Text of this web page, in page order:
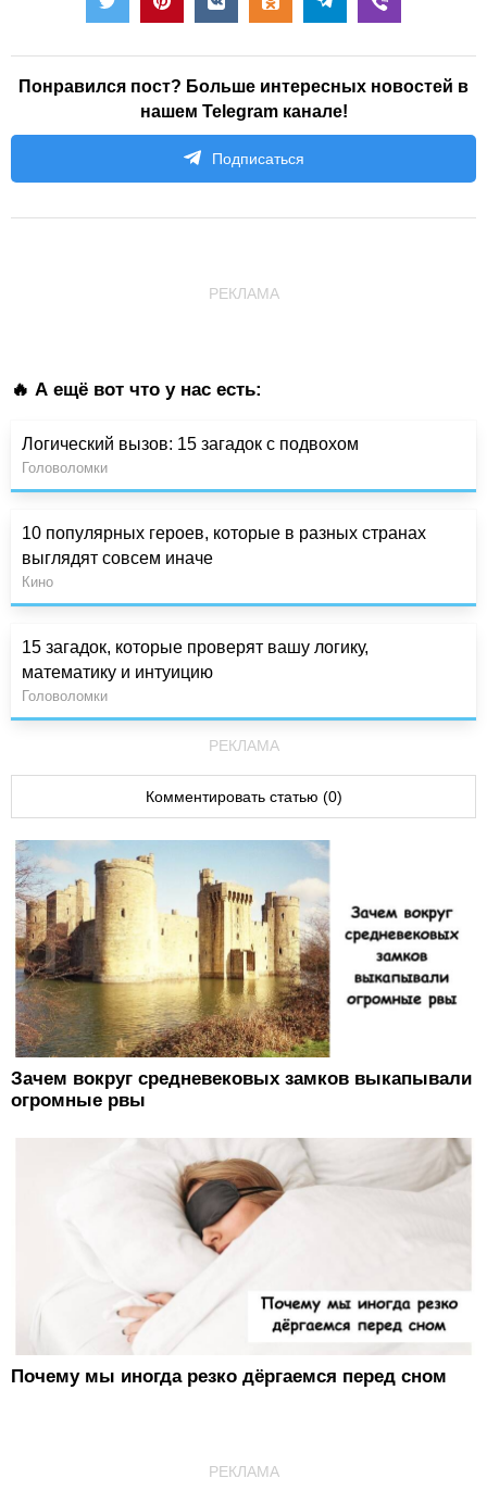
Понравился пост? Больше интересных новостей в
нашем Telegram канале!
Подписаться
РЕКЛАМА
🔥 А ещё вот что у нас есть:
Логический вызов: 15 загадок с подвохом
Головоломки
10 популярных героев, которые в разных странах
выглядят совсем иначе
Кино
15 загадок, которые проверят вашу логику,
математику и интуицию
Головоломки
РЕКЛАМА
Комментировать статью (0)
Зачем вокруг средневековых замков выкапывали
огромные рвы
Почему мы иногда резко дёргаемся перед сном
РЕКЛАМА